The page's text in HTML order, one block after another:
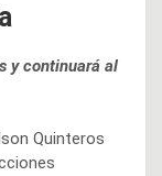
y continuará al
Quinteros